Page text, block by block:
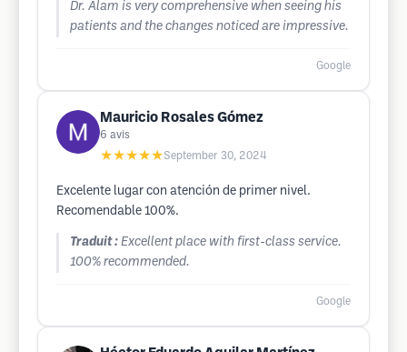
Dr. Alam is very comprehensive when seeing his
patients and the changes noticed are impressive.
Google
Mauricio Rosales Gómez
6 avis
★★★★★September 30, 2024
Excelente lugar con atención de primer nivel.
Recomendable 100%.
Traduit : Excellent place with first-class service.
100% recommended.
Google